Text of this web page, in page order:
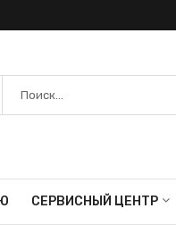
СЕРВИСНЫЙ ЦЕНТР